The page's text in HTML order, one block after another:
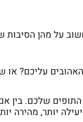
על מהן הסיבות
עליכם?
שלכם. בין
יותר, מהירה